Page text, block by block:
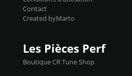
Contact
Created byMarto
Les Pièces Perf
Boutique CR Tune Shop